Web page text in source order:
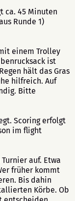
ca. 45 Minuten
Runde 1)
einem Trolley
ist
hält das Gras
hilfreich. Auf
Bitte
Scoring erfolgt
im flight
auf. Etwa
früher kommt
Bis dahin
Körbe. Ob